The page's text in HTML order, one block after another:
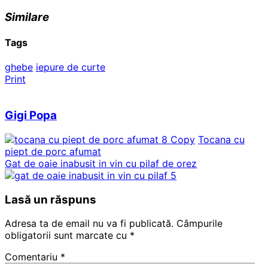
Similare
Tags
ghebe iepure de curte
Print
Gigi Popa
Tocana cu
piept de porc afumat
Gat de oaie inabusit in vin cu pilaf de orez
Lasă un răspuns
Adresa ta de email nu va fi publicată. Câmpurile
obligatorii sunt marcate cu *
Comentariu *